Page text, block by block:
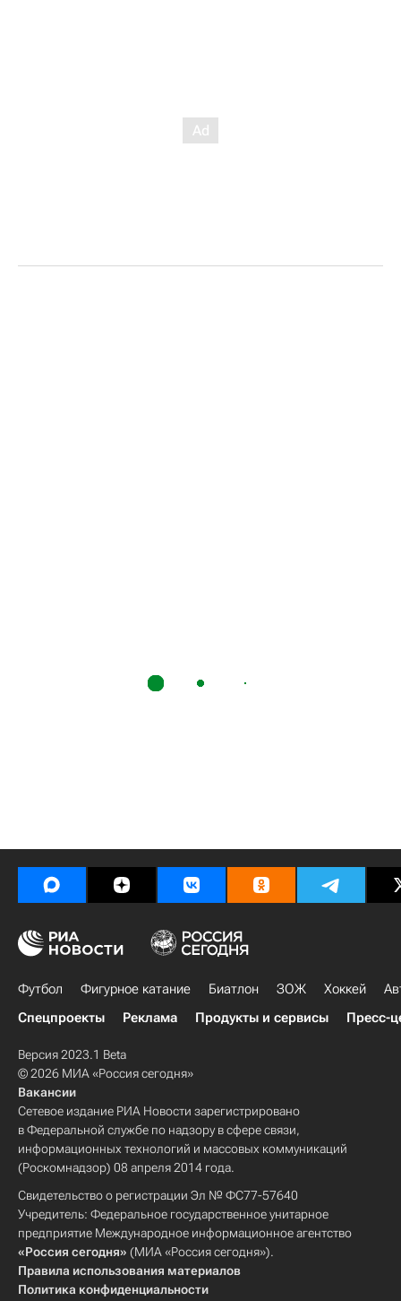
Футбол Фигурное катание Биатлон ЗОЖ Хоккей
Спецпроекты
Реклама Продукты и сервисы Пресс-
Версия 2023.1 Beta
© 2026 МИА «Россия сегодня»
Вакансии
Сетевое издание РИА Новости зарегистрировано
в Федеральной службе по надзору в сфере связи,
информационных технологий и массовых коммуникаций
(Роскомнадзор) 08 апреля 2014 года.
Свидетельство о регистрации Эл № ФС77-57640
Учредитель: Федеральное государственное унитарное
предприятие Международное информационное агентство
«Россия сегодня» (МИА «Россия сегодня»).
Правила использования материалов
Политика конфиденциальности